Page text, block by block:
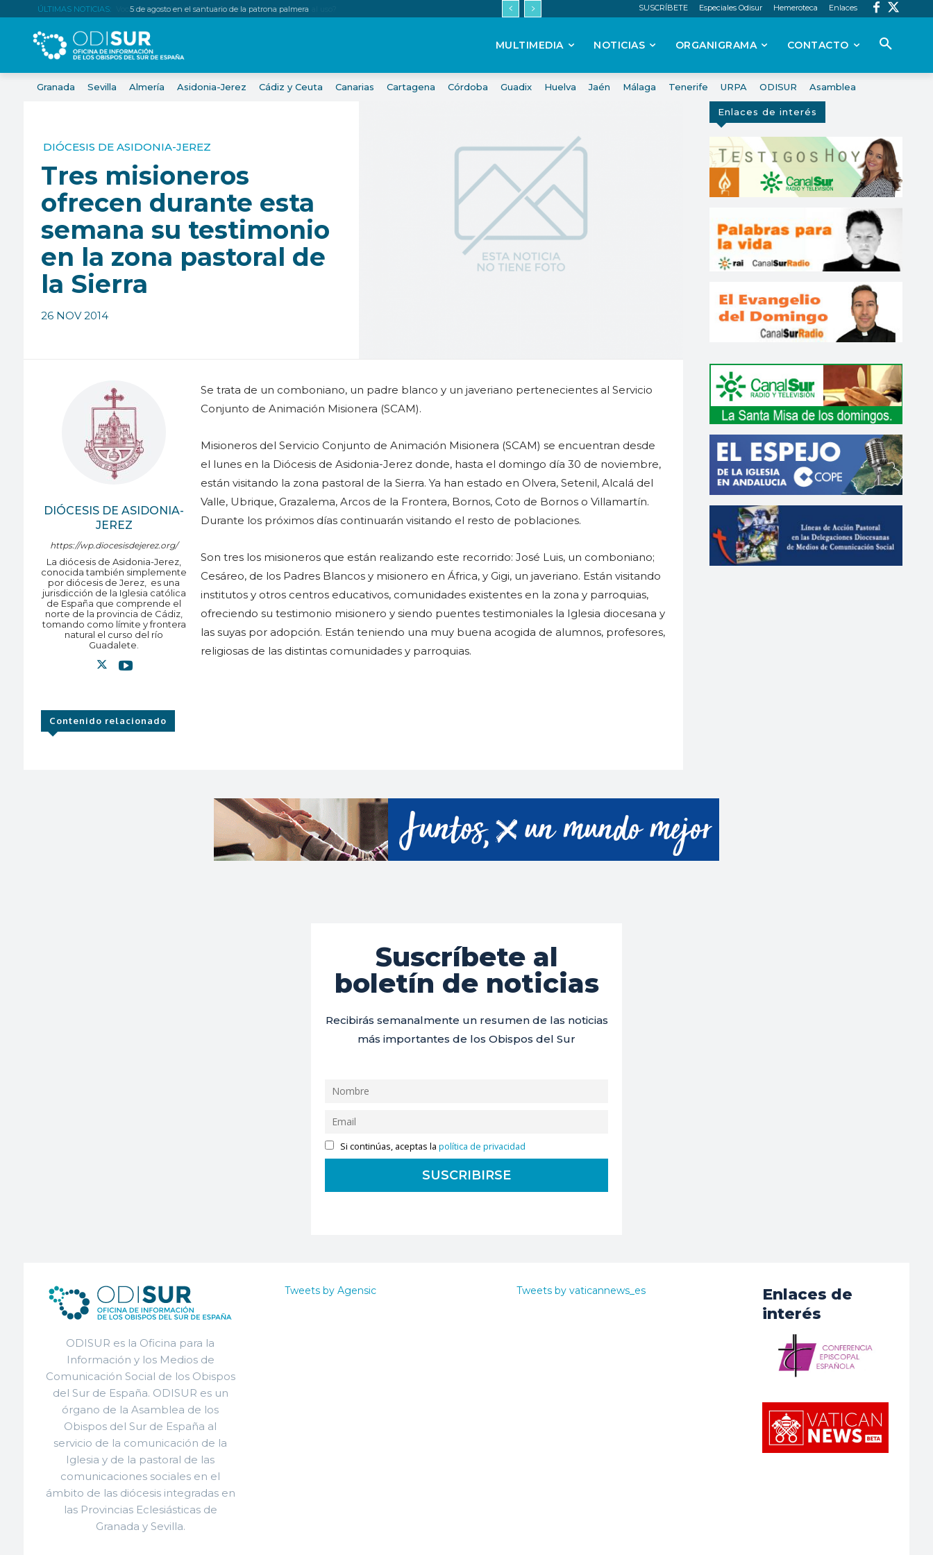
ÚLTIMAS NOTICIAS: 5 de agosto en el santuario de la patrona palmera SUSCRÍBETE Especiales Odisur Hemeroteca Enlaces
MULTIMEDIA NOTICIAS ORGANIGRAMA CONTACTO
Granada Sevilla Almería Asidonia-Jerez Cádiz y Ceuta Canarias Cartagena Córdoba Guadix Huelva Jaén Málaga Tenerife URPA ODISUR Asamblea
DIÓCESIS DE ASIDONIA-JEREZ
Tres misioneros
ofrecen durante esta
semana su testimonio
en la zona pastoral de
la Sierra
26 NOV 2014
DIÓCESIS DE ASIDONIA-
JEREZ
https://wp.diocesisdejerez.org/
La diócesis de Asidonia-Jerez,
conocida también simplemente
por diócesis de Jerez, ​ es una
jurisdicción de la Iglesia católica
de España que comprende el
norte de la provincia de Cádiz,
tomando como límite y frontera
natural el curso del río
Guadalete.
Se trata de un comboniano, un padre blanco y un javeriano pertenecientes al Servicio
Conjunto de Animación Misionera (SCAM).
Misioneros del Servicio Conjunto de Animación Misionera (SCAM) se encuentran desde
el lunes en la Diócesis de Asidonia-Jerez donde, hasta el domingo día 30 de noviembre,
están visitando la zona pastoral de la Sierra. Ya han estado en Olvera, Setenil, Alcalá del
Valle, Ubrique, Grazalema, Arcos de la Frontera, Bornos, Coto de Bornos o Villamartín.
Durante los próximos días continuarán visitando el resto de poblaciones.
Son tres los misioneros que están realizando este recorrido: José Luis, un comboniano;
Cesáreo, de los Padres Blancos y misionero en África, y Gigi, un javeriano. Están visitando
institutos y otros centros educativos, comunidades existentes en la zona y parroquias,
ofreciendo su testimonio misionero y siendo puentes testimoniales la Iglesia diocesana y
las suyas por adopción. Están teniendo una muy buena acogida de alumnos, profesores,
religiosas de las distintas comunidades y parroquias.
Contenido relacionado
Enlaces de interés
Suscríbete al
boletín de noticias
Recibirás semanalmente un resumen de las noticias
más importantes de los Obispos del Sur
Si continúas, aceptas lapolítica de privacidad
ODISUR es la Oficina para la
Información y los Medios de
Comunicación Social de los Obispos
del Sur de España. ODISUR es un
órgano de la Asamblea de los
Obispos del Sur de España al
servicio de la comunicación de la
Iglesia y de la pastoral de las
comunicaciones sociales en el
ámbito de las diócesis integradas en
las Provincias Eclesiásticas de
Granada y Sevilla.
Tweets by Agensic Tweets by vaticannews_es
Enlaces de
interés